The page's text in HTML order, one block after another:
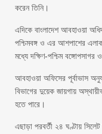
করেন তিনি।
এদিকে বাংলাদেশ আবহাওয়া
পশ্চিমবঙ্গ ও এর আশপাশের
মধ্যে দক্ষিণ-পশ্চিম
আবহাওয়া অফিসের পূর্বাভাস
বিভাগের দুয়েক জায়গায়
হতে পারে।
এছাড়া পরবর্তী ২৪ ঘণ্টায়